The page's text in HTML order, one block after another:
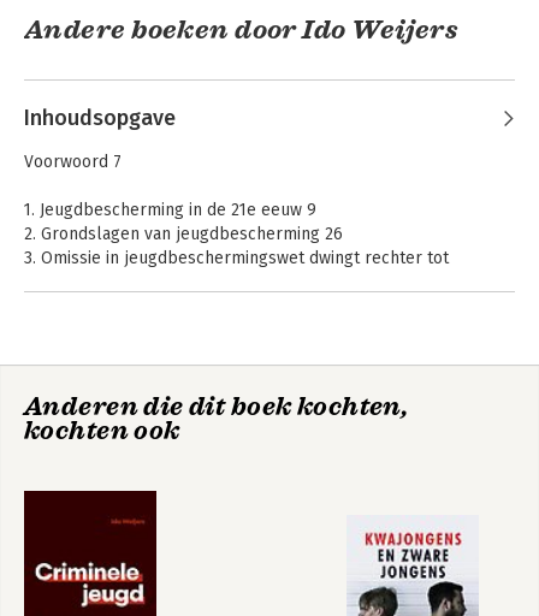
Andere boeken door Ido Weijers
Inhoudsopgave
Voorwoord 7
1. Jeugdbescherming in de 21e eeuw 9
2. Grondslagen van jeugdbescherming 26
3. Omissie in jeugdbeschermingswet dwingt rechter tot
7. Moeten we vasthouden aan het verplichte ouderschapsplan?
84
10. Andere tijden, andere jeugd? 113
11. De leeftijdsgrenzen in het jeugdstrafrecht 130
12. Jongvolwassenen en adolescentenstrafrecht 149
13. Past straf wel in opvoeding? 158
Anderen die dit boek kochten,
kochten ook